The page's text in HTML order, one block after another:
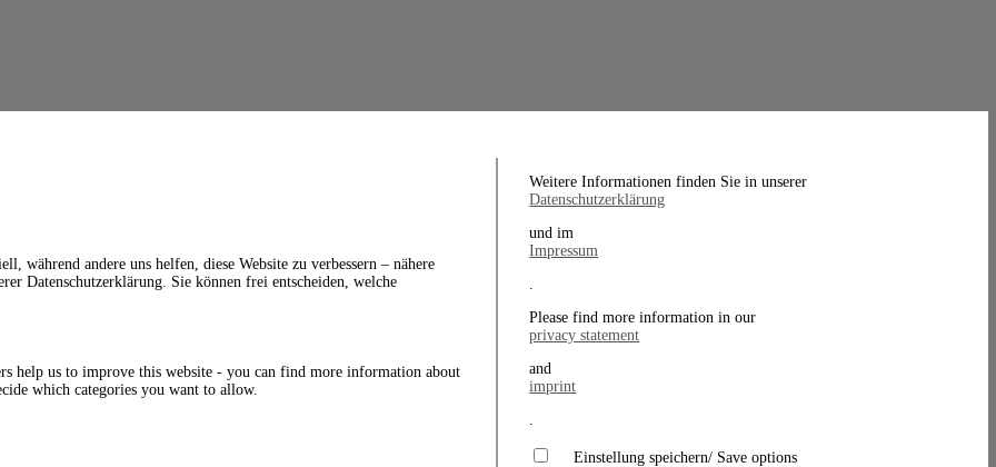
während andere uns helfen, diese Website zu verbessern – nähere
Datenschutzerklärung. Sie können frei entscheiden, welche
help us to improve this website - you can find more information about
which categories you want to allow.
Weitere Informationen finden Sie in unserer
Datenschutzerklärung
und im
Impressum
.
Please find more information in our
privacy statement
and
imprint
.
Einstellung speichern/ Save options